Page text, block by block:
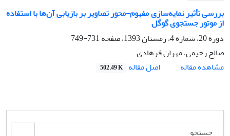
بررسی تأثیر نمایه‌سازی مفهوم-محور تصاویر بر بازیابی آن‌ها با استفاده
از موتور جستجوی گوگل
دوره 20، شماره 4، زمستان 1393، صفحه
731-749
صالح رحیمی، مهران فرهادی
مشاهده مقاله
اصل مقاله 502.49 K